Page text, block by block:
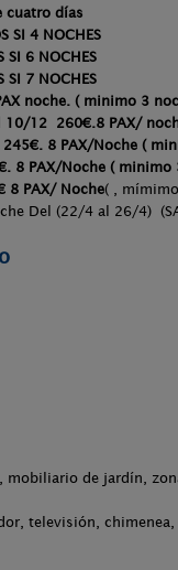
cuatro días
SI 4 NOCHES
noche. ( minimo 3
12 260€.8 PAX/
8 PAX/Noche (
8 PAX/Noche ( minimo
8 PAX/ Noche( ,
Del (22/4 al 26/4)
mobiliario de jardín,
televisión,